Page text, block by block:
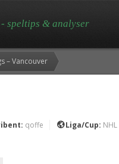
- speltips & analyser
– Vancouver
qoffe Liga/Cup: NHL